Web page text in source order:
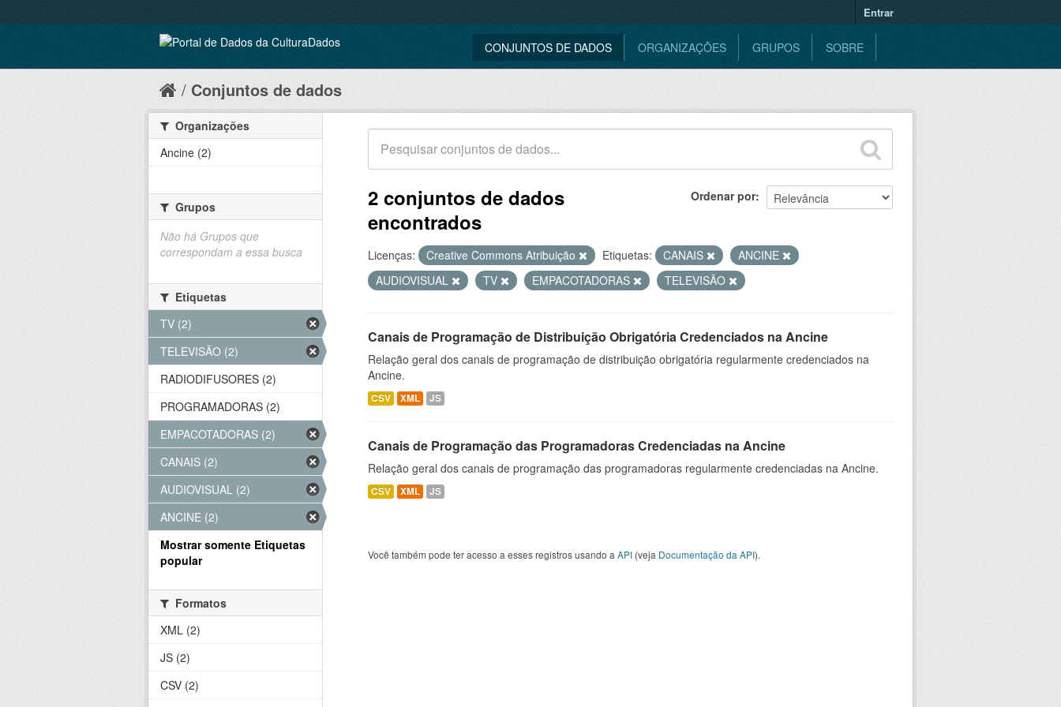
Entrar
CONJUNTOS DE DADOS ORGANIZAÇÕES GRUPOS SOBRE
Conjuntos de dados
Ordenar por
2 conjuntos de dados
encontrados
Licenças: Creative Commons Atribuição Etiquetas: CANAIS
ANCINE
AUDIOVISUAL
TV EMPACOTADORAS TELEVISÃO
Canais de Programação de Distribuição Obrigatória Credenciados na Ancine
Relação geral dos canais de programação de distribuição obrigatória regularmente credenciados na
Ancine.
CSV XML JS
Canais de Programação das Programadoras Credenciadas na Ancine
Relação geral dos canais de programação das programadoras regularmente credenciadas na Ancine.
CSV XML JS
Você também pode ter acesso a esses registros usando a API (veja Documentação da API).
Organizações
Ancine (2)
Grupos
Não há Grupos que
correspondam a essa busca
Etiquetas
TV (2)
TELEVISÃO (2)
RADIODIFUSORES (2)
PROGRAMADORAS (2)
EMPACOTADORAS (2)
CANAIS (2)
AUDIOVISUAL (2)
ANCINE (2)
Mostrar somente Etiquetas
popular
Formatos
XML (2)
JS (2)
CSV (2)